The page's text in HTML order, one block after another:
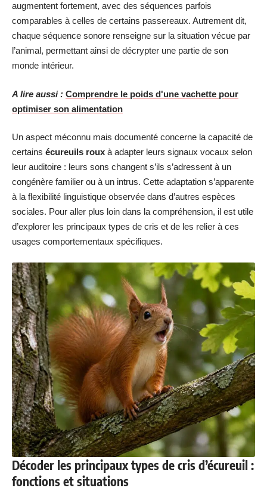
augmentent fortement, avec des séquences parfois
comparables à celles de certains passereaux. Autrement dit,
chaque séquence sonore renseigne sur la situation vécue par
l’animal, permettant ainsi de décrypter une partie de son
monde intérieur.
A lire aussi : Comprendre le poids d'une vachette pour
optimiser son alimentation
Un aspect méconnu mais documenté concerne la capacité de
certains écureuils roux à adapter leurs signaux vocaux selon
leur auditoire : leurs sons changent s’ils s’adressent à un
congénère familier ou à un intrus. Cette adaptation s’apparente
à la flexibilité linguistique observée dans d’autres espèces
sociales. Pour aller plus loin dans la compréhension, il est utile
d’explorer les principaux types de cris et de les relier à ces
usages comportementaux spécifiques.
Décoder les principaux types de cris d’écureuil :
fonctions et situations